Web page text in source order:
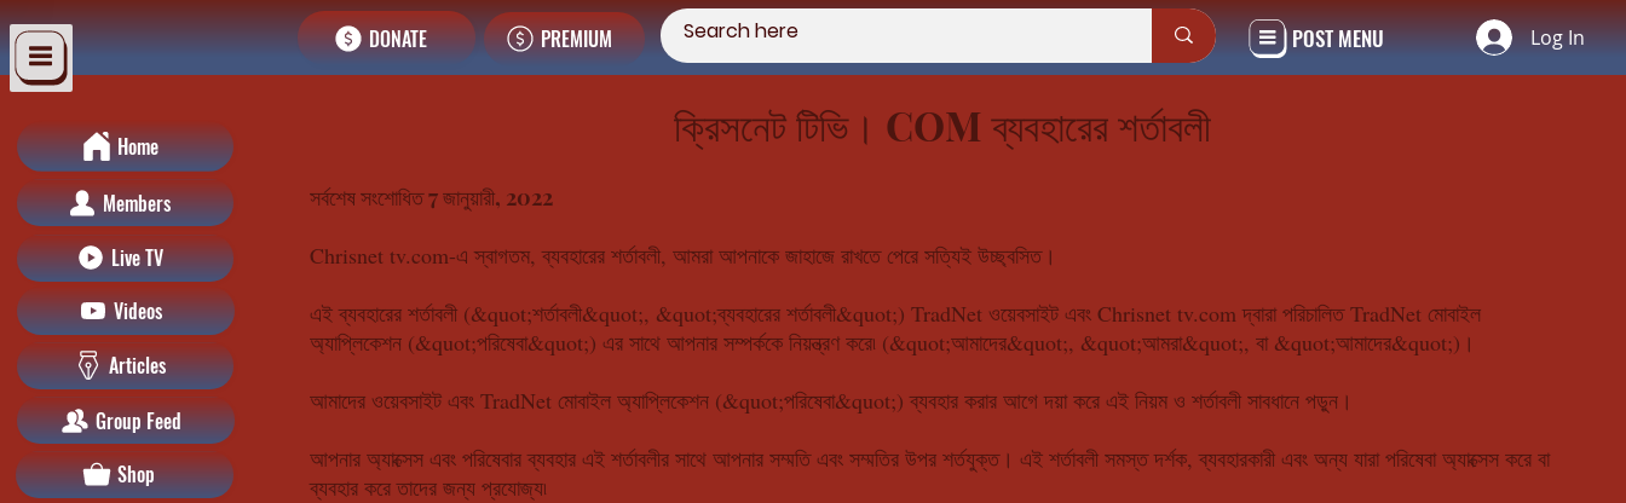
POST MENU Log In
DONATE PREMIUM
ক্রিসনেট টিভি। COM ব্যবহারের শর্তাবলী
সর্বশেষ সংশোধিত 7 জানুয়ারী, 2022
Chrisnet tv.com-এ স্বাগতম, ব্যবহারের শর্তাবলী, আমরা আপনাকে জাহাজে রাখতে পেরে সত্যিই উচ্ছ্বসিত।
এই ব্যবহারের শর্তাবলী (&quot;শর্তাবলী&quot;, &quot;ব্যবহারের শর্তাবলী&quot;) TradNet ওয়েবসাইট এবং Chrisnet tv.com দ্বারা পরিচালিত TradNet মোবাইল
অ্যাপ্লিকেশন (&quot;পরিষেবা&quot;) এর সাথে আপনার সম্পর্ককে নিয়ন্ত্রণ করে৷ (&quot;আমাদের&quot;, &quot;আমরা&quot;, বা &quot;আমাদের&quot;)।
আমাদের ওয়েবসাইট এবং TradNet মোবাইল অ্যাপ্লিকেশন (&quot;পরিষেবা&quot;) ব্যবহার করার আগে দয়া করে এই নিয়ম ও শর্তাবলী সাবধানে পড়ুন।
আপনার অ্যাক্সেস এবং পরিষেবার ব্যবহার এই শর্তাবলীর সাথে আপনার সম্মতি এবং সম্মতির উপর শর্তযুক্ত। এই শর্তাবলী সমস্ত দর্শক, ব্যবহারকারী এবং অন্য যারা পরিষেবা অ্যাক্সেস করে বা
ব্যবহার করে তাদের জন্য প্রযোজ্য৷
Home
Members
Live TV
Videos
Articles
Group Feed
Shop